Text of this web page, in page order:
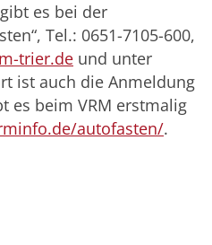
es bei der
Tel.: 0651-7105-600,
trier.de und unter
ist auch die Anmeldung
es beim VRM erstmalig
autofasten/.